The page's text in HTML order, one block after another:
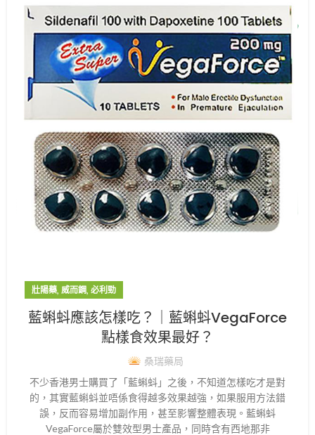
壯陽藥, 威而鋼, 必利勁
藍蝌蚪應該怎樣吃？｜藍蝌蚪VegaForce
點樣食效果最好？
桑瑞藥局
不少香港男士購買了「藍蝌蚪」之後，不知道怎樣吃才是對
的，其實藍蝌蚪並唔係食得越多效果越強，如果服用方法錯
誤，反而容易增加副作用，甚至影響整體表現。藍蝌蚪
VegaForce屬於雙效型男士產品，同時含有西地那非